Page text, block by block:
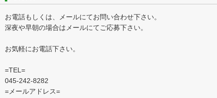
お電話もしくは、メールにてお問い合わせ下さい。
深夜や早朝の場合はメールにてご応募下さい。
お気軽にお電話下さい。
=TEL=
045-242-8282
=メールアドレス=